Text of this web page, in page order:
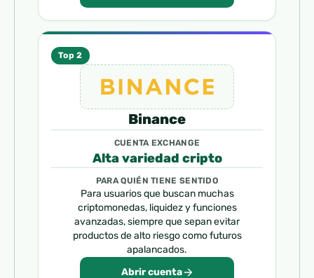
Top 2
Binance
CUENTA EXCHANGE
Alta variedad cripto
PARA QUIÉN TIENE SENTIDO
Para usuarios que buscan muchas
criptomonedas, liquidez y funciones
avanzadas, siempre que sepan evitar
productos de alto riesgo como futuros
apalancados.
Abrir cuenta